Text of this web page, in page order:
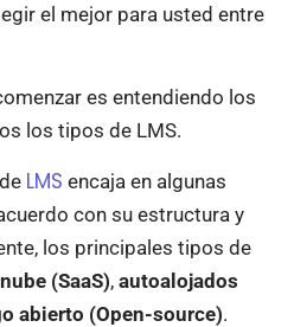
el mejor para usted entre
es entendiendo los
los tipos de LMS.
LMS encaja en algunas
con su estructura y
los principales tipos de
(SaaS), autoalojados
abierto (Open-source).